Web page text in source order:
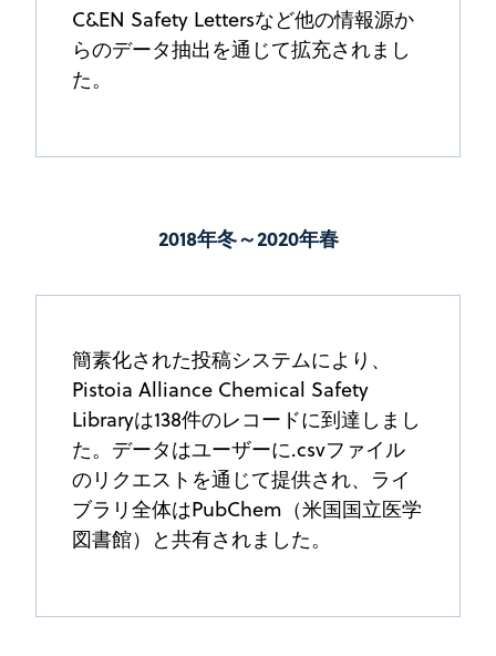
C&EN Safety Lettersなど他の情報源か
らのデータ抽出を通じて拡充されまし
た。
2018年冬～2020年春
簡素化された投稿システムにより、
Pistoia Alliance Chemical Safety
Libraryは138件のレコードに到達しまし
た。データはユーザーに.csvファイル
のリクエストを通じて提供され、ライ
ブラリ全体はPubChem（米国国立医学
図書館）と共有されました。